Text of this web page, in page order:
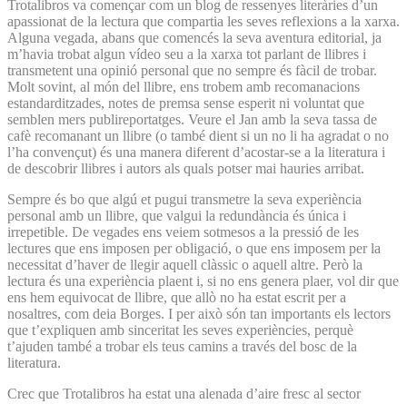
Trotalibros va començar com un blog de ressenyes literàries d’un
apassionat de la lectura que compartia les seves reflexions a la xarxa.
Alguna vegada, abans que comencés la seva aventura editorial, ja
m’havia trobat algun vídeo seu a la xarxa tot parlant de llibres i
transmetent una opinió personal que no sempre és fàcil de trobar.
Molt sovint, al món del llibre, ens trobem amb recomanacions
estandarditzades, notes de premsa sense esperit ni voluntat que
semblen mers publireportatges. Veure el Jan amb la seva tassa de
cafè recomanant un llibre (o també dient si un no li ha agradat o no
l’ha convençut) és una manera diferent d’acostar-se a la literatura i
de descobrir llibres i autors als quals potser mai hauries arribat.
Sempre és bo que algú et pugui transmetre la seva experiència
personal amb un llibre, que valgui la redundància és única i
irrepetible. De vegades ens veiem sotmesos a la pressió de les
lectures que ens imposen per obligació, o que ens imposem per la
necessitat d’haver de llegir aquell clàssic o aquell altre. Però la
lectura és una experiència plaent i, si no ens genera plaer, vol dir que
ens hem equivocat de llibre, que allò no ha estat escrit per a
nosaltres, com deia Borges. I per això són tan importants els lectors
que t’expliquen amb sinceritat les seves experiències, perquè
t’ajuden també a trobar els teus camins a través del bosc de la
literatura.
Crec que Trotalibros ha estat una alenada d’aire fresc al sector